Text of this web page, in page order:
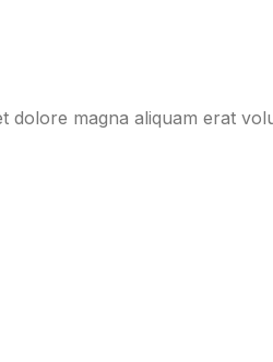
magna aliquam erat